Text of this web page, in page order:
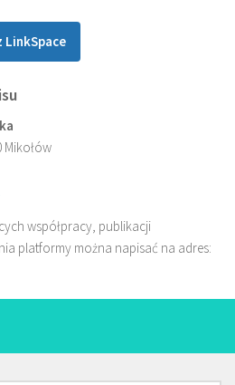
LinkSpace
Mikołów
współpracy, publikacji
platformy można napisać na adres: